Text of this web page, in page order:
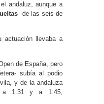
andaluz, aunque a
-de las seis de
actuación llevaba a
de España, pero
subía al podio
y de la andaluza
a 1:31 y a 1:45,